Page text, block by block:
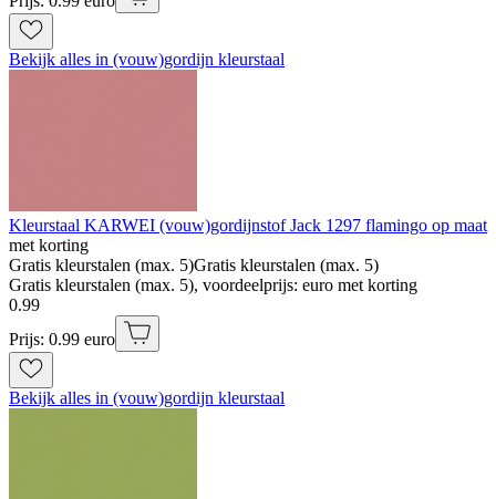
Bekijk alles in (vouw)gordijn kleurstaal
Kleurstaal KARWEI (vouw)gordijnstof Jack 1297 flamingo op maat
met korting
Gratis kleurstalen (max. 5)Gratis kleurstalen (max. 5)
Gratis kleurstalen (max. 5), voordeelprijs: euro met korting
0.99
Prijs: 0.99 euro
Bekijk alles in (vouw)gordijn kleurstaal